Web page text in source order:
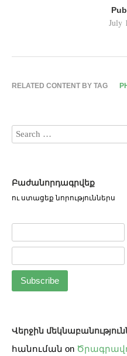
July
RELATED CONTENT BY TAG
Բաժանորդագրվեք
ու ստացեք նորություններս
Վերջին
հանուման on